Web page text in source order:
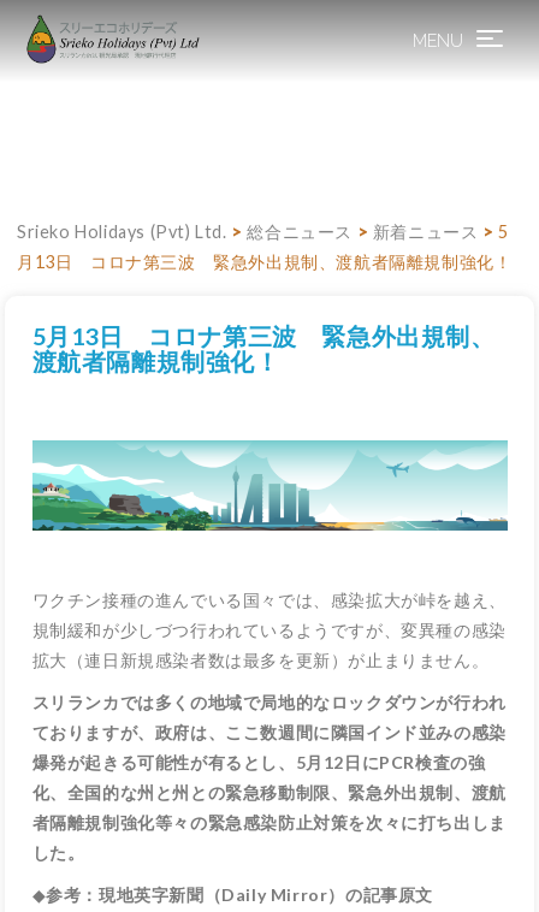
MENU Toggle
Srieko Holidays (Pvt) Ltd. >総合ニュース > 新着ニュース >5
月13日 コロナ第三波 緊急外出規制、渡航者隔離規制強化！
5月13日 コロナ第三波 緊急外出規制、
渡航者隔離規制強化！
ワクチン接種の進んでいる国々では、感染拡大が峠を越え、
規制緩和が少しづつ行われているようですが、変異種の感染
拡大（連日新規感染者数は最多を更新）が止まりません。
スリランカでは多くの地域で局地的なロックダウンが行われ
ておりますが、政府は、ここ数週間に隣国インド並みの感染
爆発が起きる可能性が有るとし、5月12日にPCR検査の強
化、全国的な州と州との緊急移動制限、緊急外出規制、渡航
者隔離規制強化等々の緊急感染防止対策を次々に打ち出しま
した。
◆参考：現地英字新聞（Daily Mirror）の記事原文